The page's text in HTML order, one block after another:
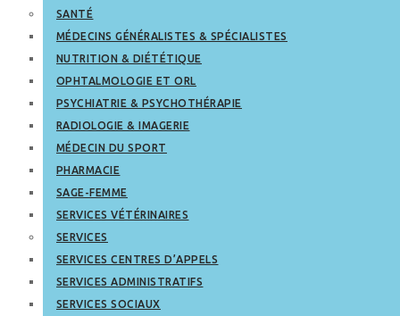
SANTÉ
MÉDECINS GÉNÉRALISTES & SPÉCIALISTES
NUTRITION & DIÉTÉTIQUE
OPHTALMOLOGIE ET ORL
PSYCHIATRIE & PSYCHOTHÉRAPIE
RADIOLOGIE & IMAGERIE
MÉDECIN DU SPORT
PHARMACIE
SAGE-FEMME
SERVICES VÉTÉRINAIRES
SERVICES
SERVICES CENTRES D’APPELS
SERVICES ADMINISTRATIFS
SERVICES SOCIAUX